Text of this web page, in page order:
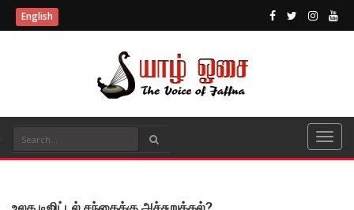
English
உலக டிஜிட்டல் சந்தைக்கு அச்சுறுத்தல்?